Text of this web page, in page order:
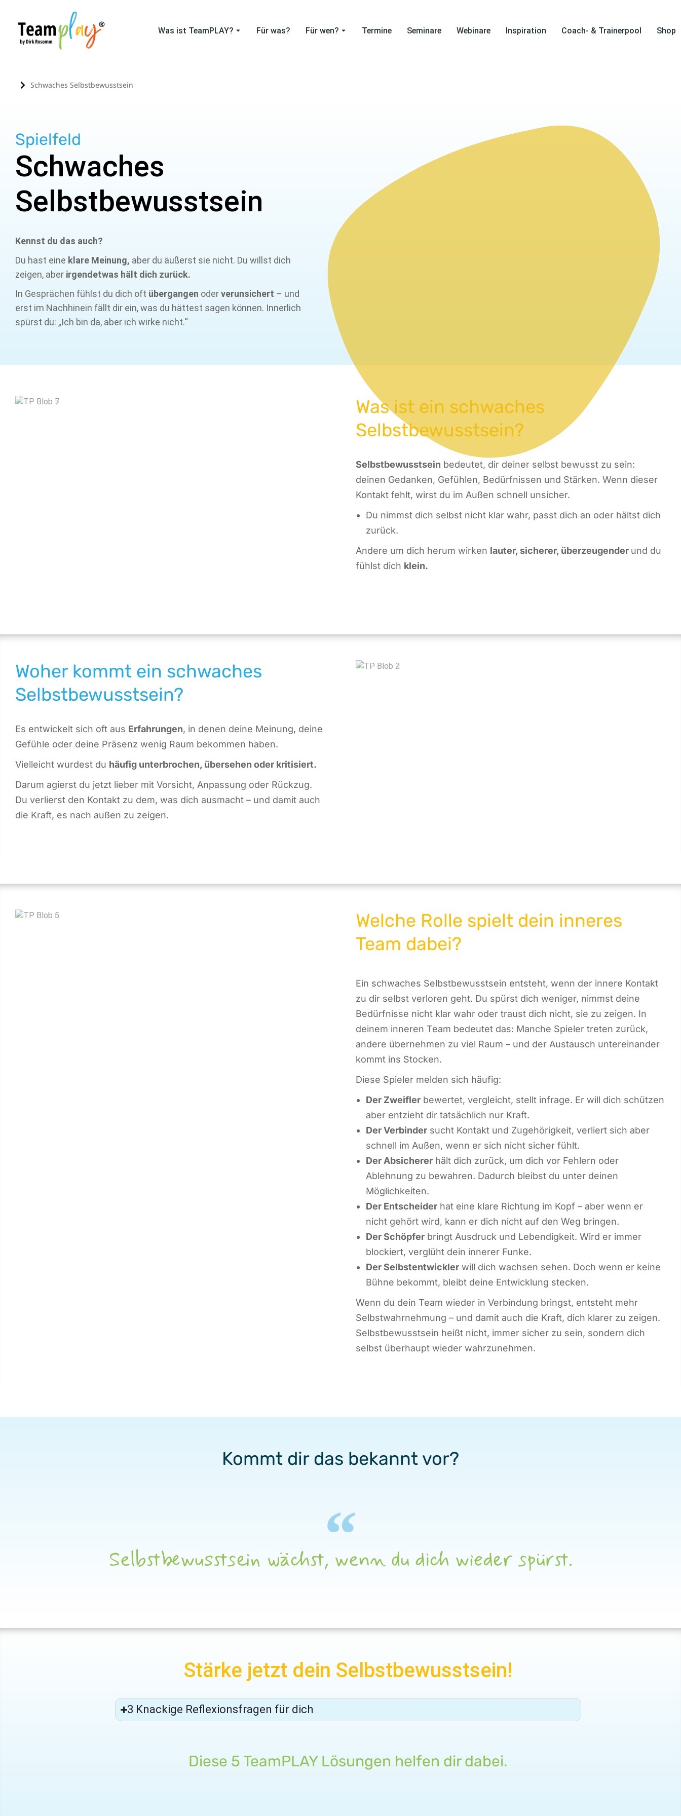
Was ist TeamPLAY? Für was? Für wen? Termine Seminare Webinare Inspiration Coach- & Trainerpool Shop
Sie befinden sich hier:
Schwaches Selbstbewusstsein
Spielfeld
Schwaches
Selbstbewusstsein
Kennst du das auch?
Du hast eine klare Meinung, aber du äußerst sie nicht. Du willst dich
zeigen, aber irgendetwas hält dich zurück.
In Gesprächen fühlst du dich oft übergangen oderverunsichert – und
erst im Nachhinein fällt dir ein, was du hättest sagen können. Innerlich
spürst du: „Ich bin da, aber ich wirke nicht.“
Was ist ein schwaches
Selbstbewusstsein?
Selbstbewusstsein bedeutet, dir deiner selbst bewusst zu sein:
deinen Gedanken, Gefühlen, Bedürfnissen und Stärken. Wenn dieser
Kontakt fehlt, wirst du im Außen schnell unsicher.
Du nimmst dich selbst nicht klar wahr, passt dich an oder hältst dich
zurück.
Andere um dich herum wirken lauter, sicherer, überzeugender und du
fühlst dich klein.
Woher kommt ein schwaches
Selbstbewusstsein?
Es entwickelt sich oft aus Erfahrungen, in denen deine Meinung, deine
Gefühle oder deine Präsenz wenig Raum bekommen haben.
Vielleicht wurdest du häufig unterbrochen, übersehen oder kritisiert.
Darum agierst du jetzt lieber mit Vorsicht, Anpassung oder Rückzug.
Du verlierst den Kontakt zu dem, was dich ausmacht – und damit auch
die Kraft, es nach außen zu zeigen.
Welche Rolle spielt dein inneres
Team dabei?
Ein schwaches Selbstbewusstsein entsteht, wenn der innere Kontakt
zu dir selbst verloren geht. Du spürst dich weniger, nimmst deine
Bedürfnisse nicht klar wahr oder traust dich nicht, sie zu zeigen. In
deinem inneren Team bedeutet das: Manche Spieler treten zurück,
andere übernehmen zu viel Raum – und der Austausch untereinander
kommt ins Stocken.
Diese Spieler melden sich häufig:
Der Zweifler bewertet, vergleicht, stellt infrage. Er will dich schützen
aber entzieht dir tatsächlich nur Kraft.
Der Verbinder sucht Kontakt und Zugehörigkeit, verliert sich aber
schnell im Außen, wenn er sich nicht sicher fühlt.
Der Absicherer hält dich zurück, um dich vor Fehlern oder
Ablehnung zu bewahren. Dadurch bleibst du unter deinen
Möglichkeiten.
Der Entscheider hat eine klare Richtung im Kopf – aber wenn er
nicht gehört wird, kann er dich nicht auf den Weg bringen.
Der Schöpfer bringt Ausdruck und Lebendigkeit. Wird er immer
blockiert, verglüht dein innerer Funke.
Der Selbstentwickler will dich wachsen sehen. Doch wenn er keine
Bühne bekommt, bleibt deine Entwicklung stecken.
Wenn du dein Team wieder in Verbindung bringst, entsteht mehr
Selbstwahrnehmung – und damit auch die Kraft, dich klarer zu zeigen.
Selbstbewusstsein heißt nicht, immer sicher zu sein, sondern dich
selbst überhaupt wieder wahrzunehmen.
Kommt dir das bekannt vor?
Selbstbewusstsein wächst, wenn du dich wieder spürst.
Stärke jetzt dein Selbstbewusstsein!
3 Knackige Reflexionsfragen für dich
Diese 5 TeamPLAY Lösungen helfen dir dabei.